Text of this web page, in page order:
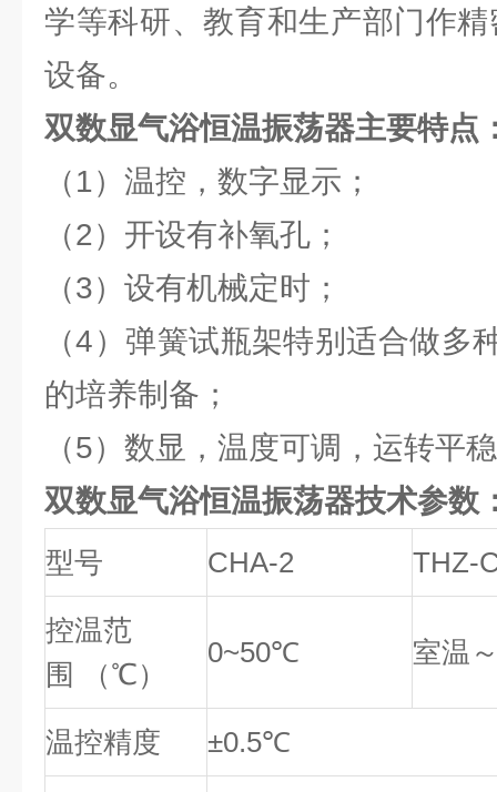
学等科研、教育和生产部门作
设备。
双数显气浴恒温振荡器主要特点
（1）温控，数字显示；
（2）开设有补氧孔；
（3）设有机械定时；
（4）弹簧试瓶架特别适合做多
的培养制备；
（5）数显，温度可调，运转平
双数显气浴恒温振荡器技术参数
型号 CHA-2 THZ-
控温范
围 （℃）
0~50℃ 室温
温控精度 ±0.5℃